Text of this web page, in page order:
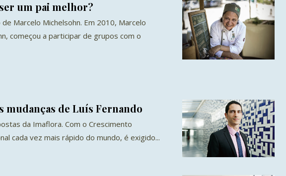
um pai melhor?
Marcelo Michelsohn. Em 2010, Marcelo
começou a participar de grupos com o
mudanças de Luís Fernando
da Imaflora. Com o Crescimento
cada vez mais rápido do mundo, é exigido...